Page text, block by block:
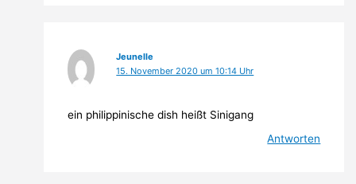
Jeunelle
15. November 2020 um 10:14 Uhr
ein philippinische dish heißt Sinigang
Antworten